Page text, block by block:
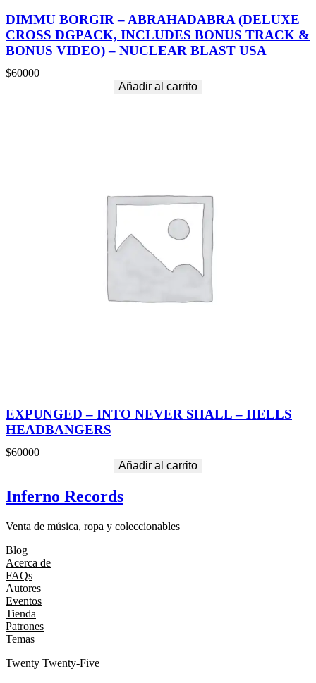
DIMMU BORGIR – ABRAHADABRA (DELUXE
CROSS DGPACK, INCLUDES BONUS TRACK &
BONUS VIDEO) – NUCLEAR BLAST USA
$60000
Añadir al carrito
EXPUNGED – INTO NEVER SHALL – HELLS
HEADBANGERS
$60000
Añadir al carrito
Inferno Records
Venta de música, ropa y coleccionables
Blog
Acerca de
FAQs
Autores
Eventos
Tienda
Patrones
Temas
Twenty Twenty-Five